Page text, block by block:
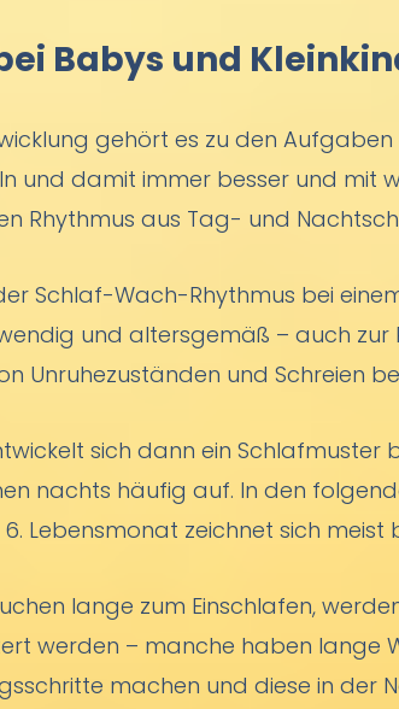
Babys und
gehört es zu den
und damit immer besser und mit
Rhythmus aus Tag- und
Schlaf-Wach-Rhythmus bei
und altersgemäß – auch
Unruhezuständen und Schreien
sich dann ein
nachts häufig auf. In den
Lebensmonat zeichnet sich
lange zum Einschlafen,
werden – manche haben lange
machen und diese in der